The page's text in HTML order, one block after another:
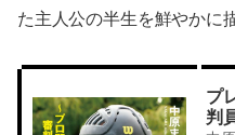
た主人公の半生を鮮やかに
プ
判